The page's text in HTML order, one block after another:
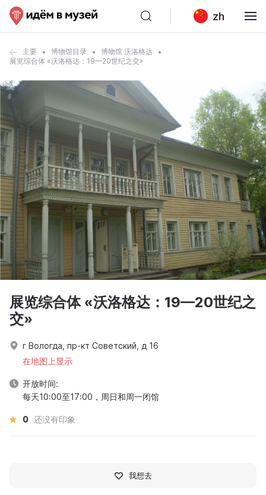
zh
主要 博物馆目录
博物馆 沃洛格达
展览综合体 «沃洛格达：19—20世纪之交»
展览综合体 «沃洛格达：19—20世纪之
交»
г Вологда, пр-кт Советский, д 16
在地图上显示
开放时间:
每天10:00至17:00，周日和周一闭馆
0 还没有印象
我想去